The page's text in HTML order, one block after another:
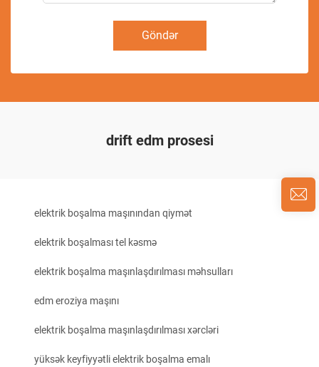
Göndər
drift edm prosesi
elektrik boşalma maşınından qiymət
elektrik boşalması tel kəsmə
elektrik boşalma maşınlaşdırılması məhsulları
edm eroziya maşını
elektrik boşalma maşınlaşdırılması xərcləri
yüksək keyfiyyətli elektrik boşalma emalı